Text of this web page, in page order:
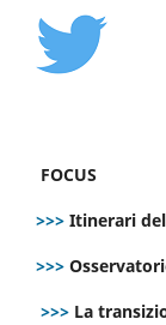
FOCUS
>>> Itinerari
>>>
>>> La